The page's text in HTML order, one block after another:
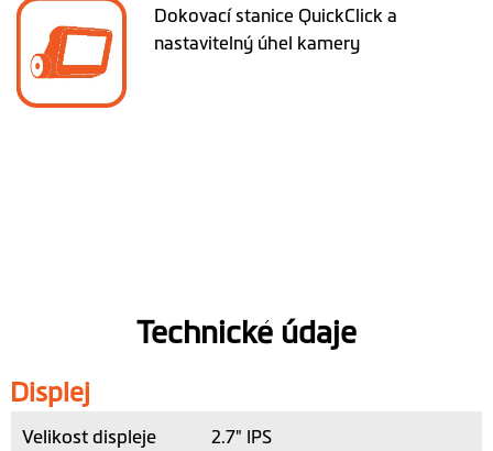
Dokovací stanice QuickClick a
nastavitelný úhel kamery
Technické údaje
Displej
Velikost displeje 2.7" IPS